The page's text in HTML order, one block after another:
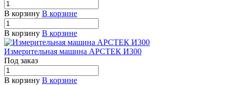
В корзину В корзине
В корзину В корзине
Измерительная машина АРСТЕК И300
Под заказ
В корзину В корзине